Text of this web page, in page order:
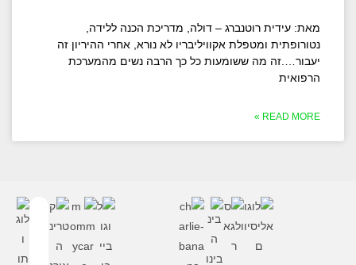
מאת: עידית רוטנברג – דולה, מדריכת הכנה ללידה,
נטורופתית ומטפלת אקוויליבריו לא נורא, אחרי ההיריון זה
יעבור….זה מה ששומעות כל כך הרבה נשים מהמערכת
הרפואית
READ MORE »